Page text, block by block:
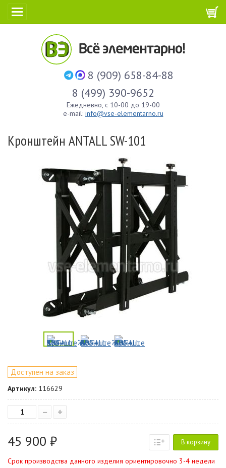
8 (909) 658-84-88
8 (499) 390-9652
Ежедневно, с 10-00 до 19-00
e-mail: info@vse-elementarno.ru
Кронштейн ANTALL SW-101
Доступен на заказ
Артикул: 116629
– +
45 900 ₽ В корзину
Срок производства данного изделия ориентировочно 3-4 недели